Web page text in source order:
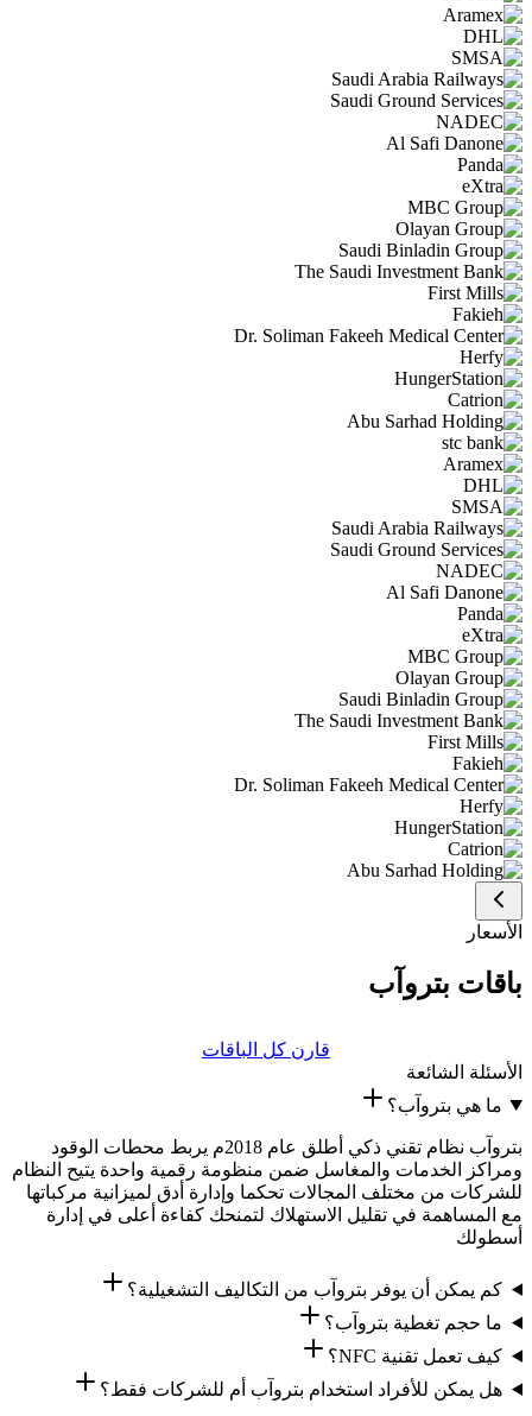
الأسعار
باقات بتروآب
قارن كل الباقات
الأسئلة الشائعة
ما هي بتروآب؟
بتروآب نظام تقني ذكي أطلق عام 2018م يربط محطات الوقود
ومراكز الخدمات والمغاسل ضمن منظومة رقمية واحدة يتيح النظام
للشركات من مختلف المجالات تحكما وإدارة أدق لميزانية مركباتها
مع المساهمة في تقليل الاستهلاك لتمنحك كفاءة أعلى في إدارة
أسطولك
كم يمكن أن يوفر بتروآب من التكاليف التشغيلية؟
ما حجم تغطية بتروآب؟
كيف تعمل تقنية NFC؟
هل يمكن للأفراد استخدام بتروآب أم للشركات فقط؟